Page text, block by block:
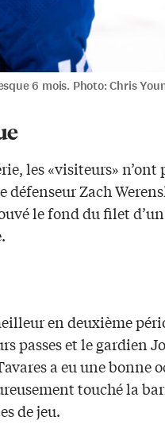
6 mois. Photo: Chris
les «visiteurs» n’ont
défenseur Zach
le fond du filet
en deuxième
passes et le gardien
a eu une bonne
touché la
de jeu.